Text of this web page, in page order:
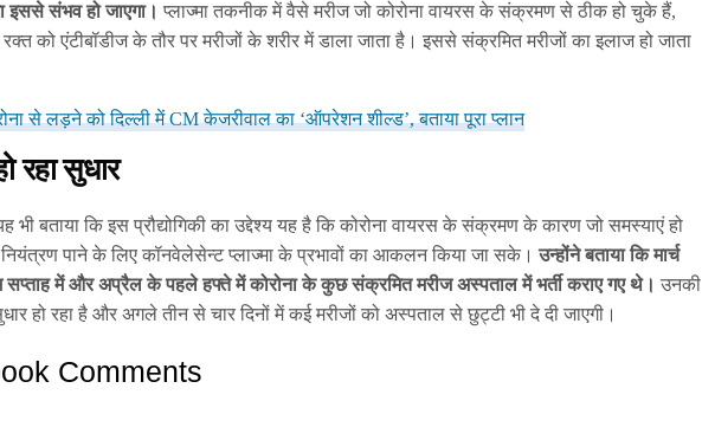
इससे संभव हो जाएगा। प्लाज्मा तकनीक में वैसे मरीज जो कोरोना वायरस के संक्रमण से ठीक हो चुके हैं,
को एंटीबॉडीज के तौर पर मरीजों के शरीर में डाला जाता है। इससे संक्रमित मरीजों का इलाज हो जाता
से लड़ने को दिल्ली में CM केजरीवाल का ‘ऑपरेशन शील्ड’, बताया पूरा प्लान
रहा सुधार
भी बताया कि इस प्रौद्योगिकी का उद्देश्य यह है कि कोरोना वायरस के संक्रमण के कारण जो समस्याएं हो
नियंत्रण पाने के लिए कॉनवेलेसेन्ट प्लाज्मा के प्रभावों का आकलन किया जा सके।उन्होंने बताया कि मार्च
सप्ताह में और अप्रैल के पहले हफ्ते में कोरोना के कुछ संक्रमित मरीज अस्पताल में भर्ती कराए गए थे। उनकी
हो रहा है और अगले तीन से चार दिनों में कई मरीजों को अस्पताल से छुट्टी भी दे दी जाएगी।
Comments